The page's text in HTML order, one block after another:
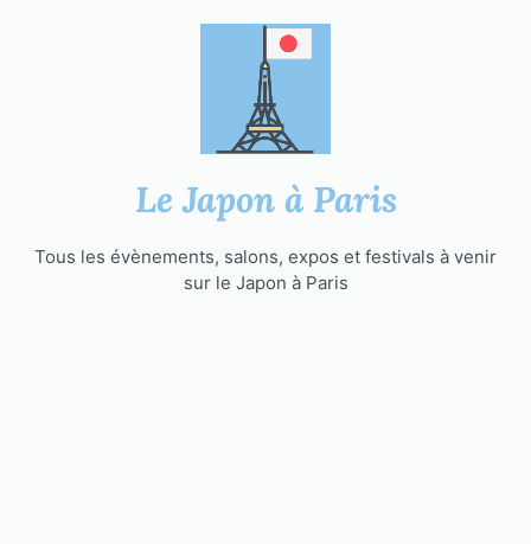
Le Japon à Paris
Tous les évènements, salons, expos et festivals à venir
sur le Japon à Paris